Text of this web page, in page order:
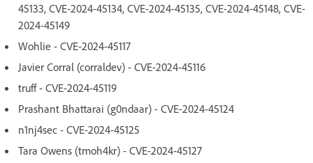
45133, CVE-2024-45134, CVE-2024-45135, CVE-2024-45148, CVE-
2024-45149
Wohlie - CVE-2024-45117
Javier Corral (corraldev) - CVE-2024-45116
truff - CVE-2024-45119
Prashant Bhattarai (g0ndaar) - CVE-2024-45124
n1nj4sec - CVE-2024-45125
Tara Owens (tmoh4kr) - CVE-2024-45127